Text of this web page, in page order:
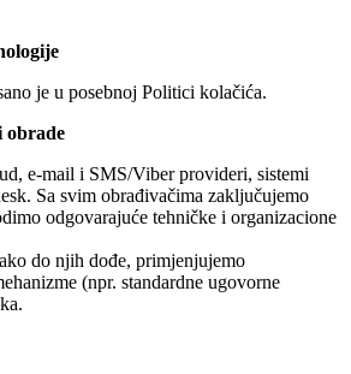
je u posebnoj Politici kolačića.
obrade
e-mail i SMS/Viber provideri, sistemi
Sa svim obrađivačima zaključujemo
odgovarajuće tehničke i organizacione
do njih dođe, primjenjujemo
(npr. standardne ugovorne